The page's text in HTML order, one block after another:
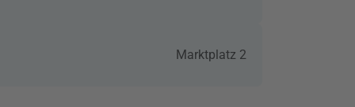
Marktplatz 2